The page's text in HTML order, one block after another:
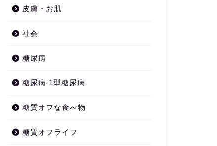
皮膚・お肌
社会
糖尿病
糖尿病-1型糖尿病
糖質オフな食べ物
糖質オフライフ